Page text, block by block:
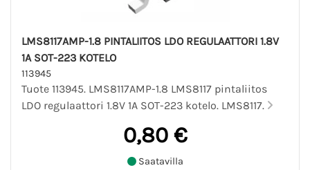
LMS8117AMP-1.8 PINTALIITOS LDO REGULAATTORI 1.8V
1A SOT-223 KOTELO
113945
Tuote 113945. LMS8117AMP-1.8 LMS8117 pintaliitos
LDO regulaattori 1.8V 1A SOT-223 kotelo. LMS8117.
0,80 €
Saatavilla